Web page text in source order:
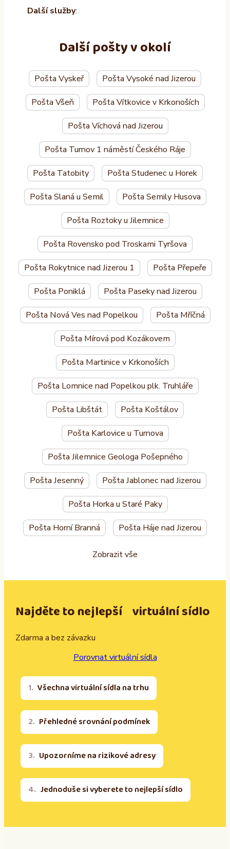
Další služby:
Další pošty v okolí
Pošta Vyskeř Pošta Vysoké nad Jizerou
Pošta Všeň Pošta Vítkovice v Krkonoších
Pošta Víchová nad Jizerou
Pošta Turnov 1 náměstí Českého Ráje
Pošta Tatobity Pošta Studenec u Horek
Pošta Slaná u Semil Pošta Semily Husova
Pošta Roztoky u Jilemnice
Pošta Rovensko pod Troskami Tyršova
Pošta Rokytnice nad Jizerou 1 Pošta Přepeře
Pošta Poniklá Pošta Paseky nad Jizerou
Pošta Nová Ves nad Popelkou Pošta Mříčná
Pošta Mírová pod Kozákovem
Pošta Martinice v Krkonoších
Pošta Lomnice nad Popelkou plk. Truhláře
Pošta Libštát Pošta Košťálov
Pošta Karlovice u Turnova
Pošta Jilemnice Geologa Pošepného
Pošta Jesenný Pošta Jablonec nad Jizerou
Pošta Horka u Staré Paky
Pošta Horní Branná Pošta Háje nad Jizerou
Zobrazit vše
Najděte to nejlepší virtuální sídlo
Zdarma a bez závazku
Porovnat virtuální sídla
Všechna virtuální sídla na trhu
Přehledné srovnání podmínek
Upozorníme na rizikové adresy
Jednoduše si vyberete to nejlepší sídlo